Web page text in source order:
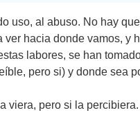
uso, al abuso. No hay
hacia donde vamos, y
labores, se han
pero si) y donde sea
pero si la